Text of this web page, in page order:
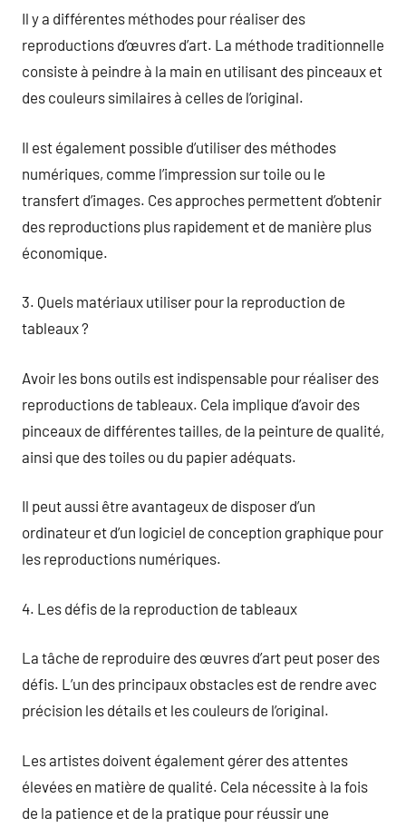
Il y a différentes méthodes pour réaliser des
reproductions d’œuvres d’art. La méthode traditionnelle
consiste à peindre à la main en utilisant des pinceaux et
des couleurs similaires à celles de l’original.
Il est également possible d’utiliser des méthodes
numériques, comme l’impression sur toile ou le
transfert d’images. Ces approches permettent d’obtenir
des reproductions plus rapidement et de manière plus
économique.
3. Quels matériaux utiliser pour la reproduction de
tableaux ?
Avoir les bons outils est indispensable pour réaliser des
reproductions de tableaux. Cela implique d’avoir des
pinceaux de différentes tailles, de la peinture de qualité,
ainsi que des toiles ou du papier adéquats.
Il peut aussi être avantageux de disposer d’un
ordinateur et d’un logiciel de conception graphique pour
les reproductions numériques.
4. Les défis de la reproduction de tableaux
La tâche de reproduire des œuvres d’art peut poser des
défis. L’un des principaux obstacles est de rendre avec
précision les détails et les couleurs de l’original.
Les artistes doivent également gérer des attentes
élevées en matière de qualité. Cela nécessite à la fois
de la patience et de la pratique pour réussir une